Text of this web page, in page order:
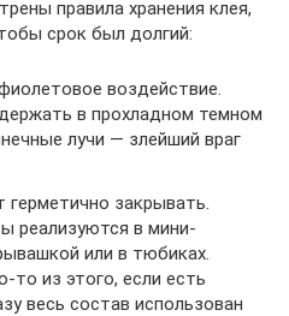
правила хранения клея,
срок был долгий:
воздействие.
в прохладном темном
лучи — злейший враг
герметично закрывать.
реализуются в мини-
или в тюбиках.
то из этого, если есть
весь состав использован